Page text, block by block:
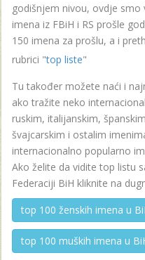
godišnjem nivou, ovdje
imena iz FBiH i RS prošle
150 imena za prošlu, a i
rubrici "top liste"
Tu također možete naći i
ako tražite neko
ruskim, italijanskim,
švajcarskim i ostalim
internacionalno popularno
Ako želite da vidite top listu
Federaciji BiH kliknite na
top 100 ženskih imena u
top 100 muških imena u